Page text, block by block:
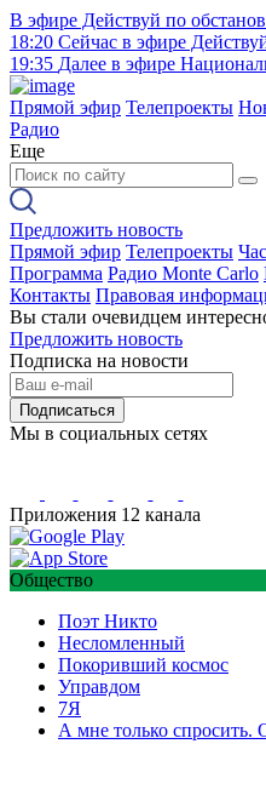
В эфире Действуй по
18:20 Сейчас в эфире
19:35 Далее в эфире
Прямой эфир Телепроекты
Радио
Еще
Предложить новость
Прямой эфир Телепроекты
Программа Радио Monte Carlo
Контакты Правовая
Вы стали очевидцем
Предложить новость
Подписка на новости
Подписаться
Мы в социальных сетях
Приложения 12 канала
Общество
Поэт Никто
Несломленный
Покоривший космос
Управдом
7Я
А мне только спросить.